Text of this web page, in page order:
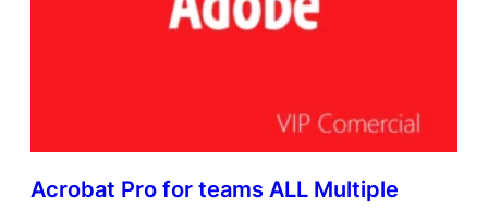
Acrobat Pro for teams ALL Multiple